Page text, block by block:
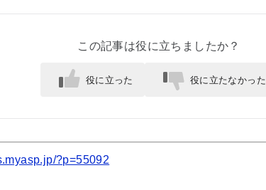
この記事は役に立ちましたか？
役に立った 役に立たなかった
?p=55092